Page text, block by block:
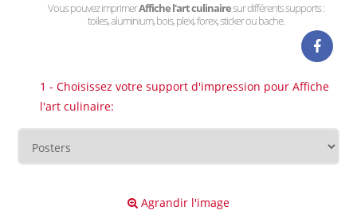
Vous pouvez imprimerAffiche l'art culinairesur différents supports :
toiles, aluminium, bois, plexi, forex, sticker ou bache.
1 - Choisissez votre support d'impression pour Affiche
l'art culinaire:
Agrandir l'image